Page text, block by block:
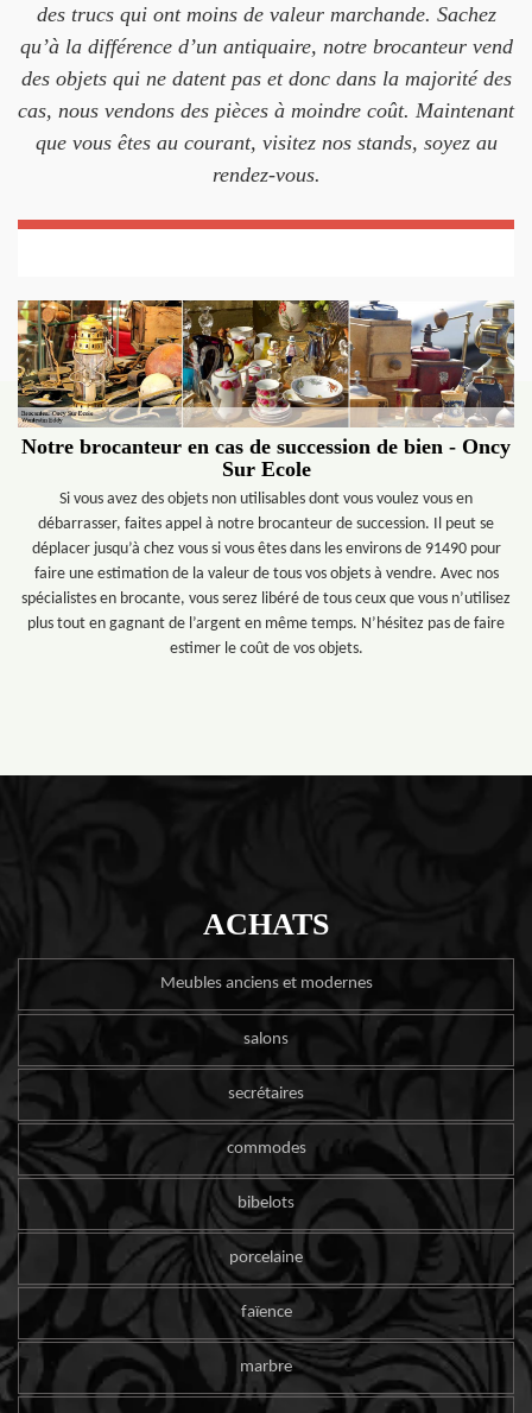
des trucs qui ont moins de valeur marchande. Sachez
qu’à la différence d’un antiquaire, notre brocanteur vend
des objets qui ne datent pas et donc dans la majorité des
cas, nous vendons des pièces à moindre coût. Maintenant
que vous êtes au courant, visitez nos stands, soyez au
rendez-vous.
Notre brocanteur en cas de succession de bien - Oncy
Sur Ecole
Si vous avez des objets non utilisables dont vous voulez vous en
débarrasser, faites appel à notre brocanteur de succession. Il peut se
déplacer jusqu’à chez vous si vous êtes dans les environs de 91490 pour
faire une estimation de la valeur de tous vos objets à vendre. Avec nos
spécialistes en brocante, vous serez libéré de tous ceux que vous n’utilisez
plus tout en gagnant de l’argent en même temps. N’hésitez pas de faire
estimer le coût de vos objets.
ACHATS
Meubles anciens et modernes
salons
secrétaires
commodes
bibelots
porcelaine
faïence
marbre